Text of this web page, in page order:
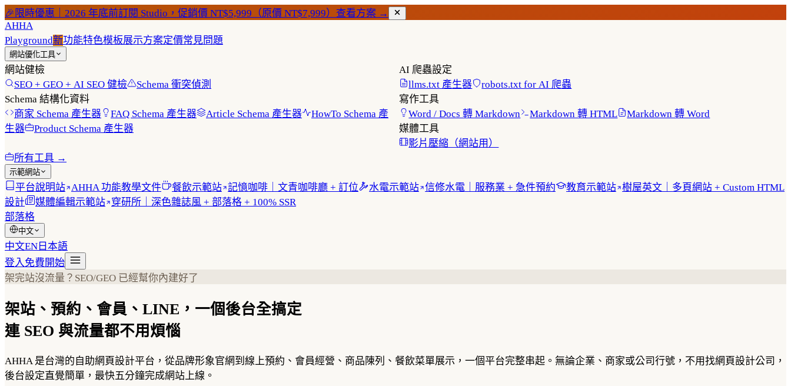
🎉 限時優惠｜2026 年底前訂閱 Studio，促銷價 NT$5,999（原價 NT$7,999） 查看方案 →
AHHA
Playground新功能特色模板展示方案定價常見問題
網站優化工具
網站健檢
SEO + GEO + AI SEO 健檢
Schema 衝突偵測
Schema 結構化資料
商家 Schema 產生器
FAQ Schema 產生器 Article Schema 產生器
HowTo Schema 產
生器
Product Schema 產生器
AI 爬蟲設定
llms.txt 產生器
robots.txt for AI 爬蟲
寫作工具
Word / Docs 轉 Markdown
Markdown 轉 HTML
Markdown 轉 Word
媒體工具
影片壓縮（網站用）
所有工具 →
示範網站
平台說明站 AHHA 功能教學文件 餐飲示範站 記憶咖啡｜文青咖啡廳 + 訂位 水電示範站 信修水電｜服務業 + 急件預約 教育示範站 樹屋英文｜多頁網站 + Custom HTML
設計
媒體編輯示範站 穿研所｜深色雜誌風 + 部落格 + 100% SSR
部落格
中文
中文EN 日本語
登入免費開始
架完站沒流量？SEO/GEO 已經幫你內建好了
架站、預約、會員、LINE，一個後台全搞定
連 SEO 與流量都不用煩惱
AHHA 是台灣的自助網頁設計平台，從品牌形象官網到線上預約、會員經營、商品陳列、餐飲菜單展示，一個平台完整串起。無論企業、商家或公司行號，不用找網頁設計公司，
後台設定直覺簡單，最快五分鐘完成網站上線。